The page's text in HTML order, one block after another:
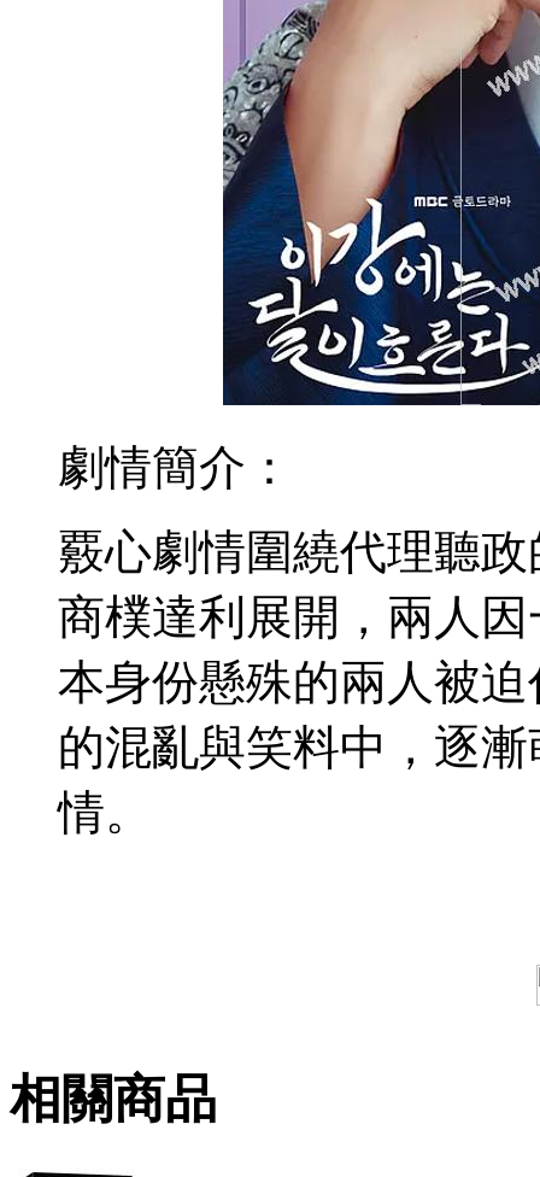
劇情簡介：
覈心劇情圍繞代理聽
商樸達利展開，兩人
本身份懸殊的兩人被
的混亂與笑料中，逐
情。
相關商品